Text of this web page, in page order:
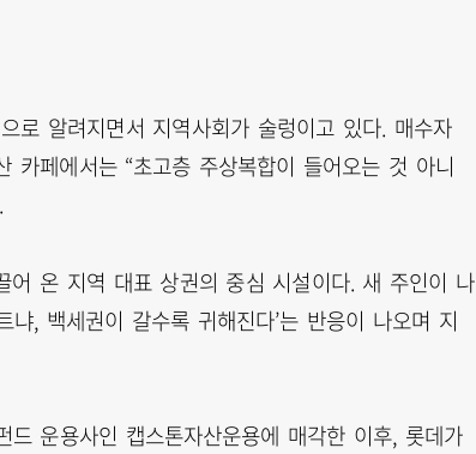
로 알려지면서 지역사회가 술렁이고 있다. 매수자
카페에서는 “초고층 주상복합이 들어오는 것 아니
온 지역 대표 상권의 중심 시설이다. 새 주인이 나
냐, 백세권이 갈수록 귀해진다’는 반응이 나오며 지
운용사인 캡스톤자산운용에 매각한 이후, 롯데가